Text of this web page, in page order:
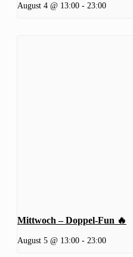
August 4 @ 13:00 - 23:00
Mittwoch – Doppel-Fun 🔥
August 5 @ 13:00 - 23:00